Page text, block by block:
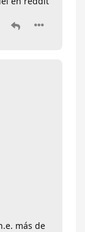
más de